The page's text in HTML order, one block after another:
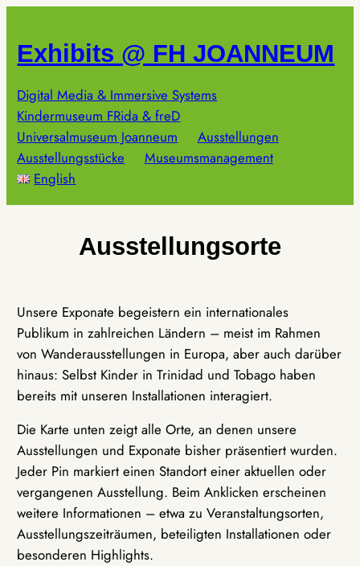
springen
Exhibits @ FH JOANNEUM
Digital Media & Immersive Systems
Kindermuseum FRida & freD
Universalmuseum Joanneum
Ausstellungen
Ausstellungsstücke
Museumsmanagement
English
Ausstellungsorte
Unsere Exponate begeistern ein internationales
Publikum in zahlreichen Ländern – meist im Rahmen
von Wanderausstellungen in Europa, aber auch darüber
hinaus: Selbst Kinder in Trinidad und Tobago haben
bereits mit unseren Installationen interagiert.
Die Karte unten zeigt alle Orte, an denen unsere
Ausstellungen und Exponate bisher präsentiert wurden.
Jeder Pin markiert einen Standort einer aktuellen oder
vergangenen Ausstellung. Beim Anklicken erscheinen
weitere Informationen – etwa zu Veranstaltungsorten,
Ausstellungszeiträumen, beteiligten Installationen oder
besonderen Highlights.